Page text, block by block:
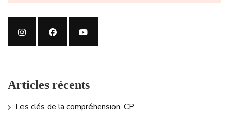
Articles récents
Les clés de la compréhension, CP